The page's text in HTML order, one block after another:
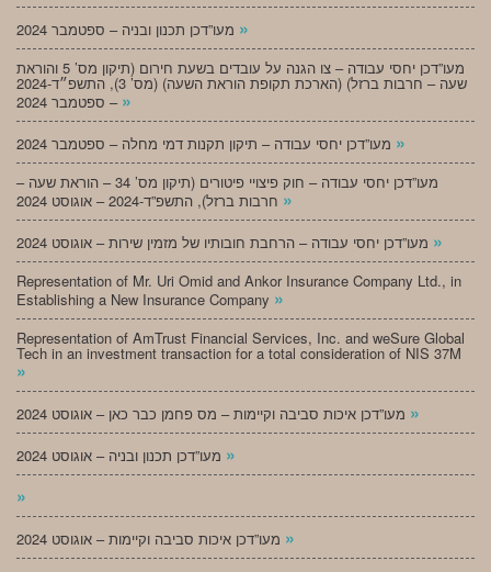
»
מעו”דכן יחסי עבודה – צו הגנה על עובדים בשעת חירום (תיקון מס’ 5 והוראת
שעה – חרבות ברזל) (הארכת תקופת הוראת השעה) (מס’ 3), התשפ״ד-2024
– ספטמבר 2024 »
»
מעו”דכן יחסי עבודה – חוק פיצויי פיטורים (תיקון מס’ 34 – הוראת שעה –
»
»
Representation of Mr. Uri Omid and Ankor Insurance Company Ltd., in
Establishing a New Insurance Company »
Representation of AmTrust Financial Services, Inc. and weSure Global
Tech in an investment transaction for a total consideration of NIS 37M
»
»
»
»
»